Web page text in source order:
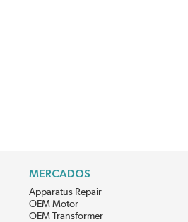
MERCADOS
Apparatus Repair
OEM Motor
OEM Transformer